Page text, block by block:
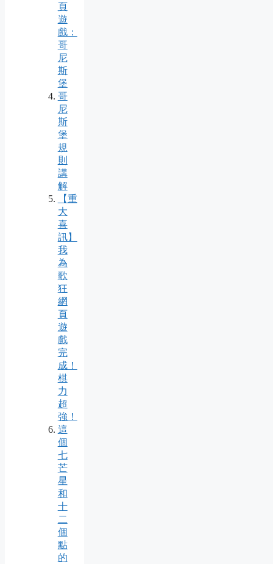
頁
遊
戲：
哥
尼
斯
堡
哥
尼
斯
堡
規
則
講
解
【重
大
喜
訊】
我
為
歌
狂
網
頁
遊
戲
完
成！
棋
力
超
強！
這
個
七
芒
星
和
十
二
個
點
的